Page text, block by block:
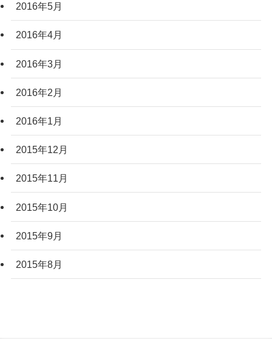
2016年5月
2016年4月
2016年3月
2016年2月
2016年1月
2015年12月
2015年11月
2015年10月
2015年9月
2015年8月